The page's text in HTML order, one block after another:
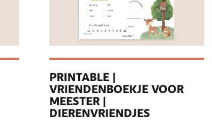
PRINTABLE |
VRIENDENBOEKJE VOOR
MEESTER |
DIERENVRIENDJES